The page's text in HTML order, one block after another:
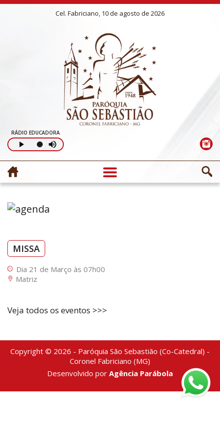
Cel. Fabriciano, 10 de agosto de 2026
RÁDIO EDUCADORA
MISSA
Dia 21 de Março às 07h00
Matriz
Veja todos os eventos >>>
Copyright © 2026 - Paróquia São Sebastião (Co-Catedral) -
Coronel Fabriciano (MG)
Desenvolvido por Agência Parábola